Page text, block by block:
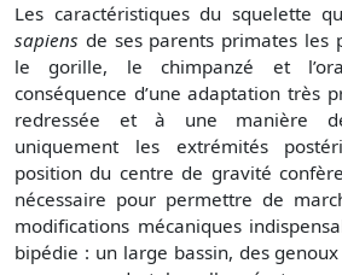
Les caractéristiques du squelette
sapiens de ses parents primates les
le gorille, le chimpanzé et
conséquence d’une adaptation très
redressée et à une manière
uniquement les extrémités
position du centre de gravité
nécessaire pour permettre de
modifications mécaniques
bipédie : un large bassin, des